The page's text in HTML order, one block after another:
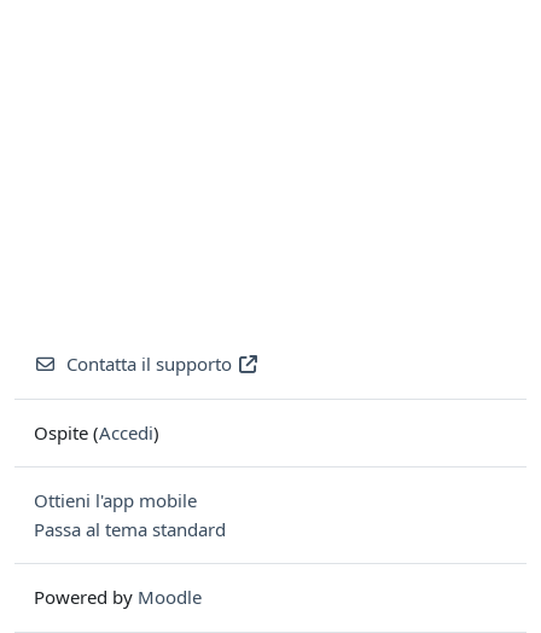
Contatta il supporto
Ospite (Accedi)
Ottieni l'app mobile
Passa al tema standard
Powered by Moodle